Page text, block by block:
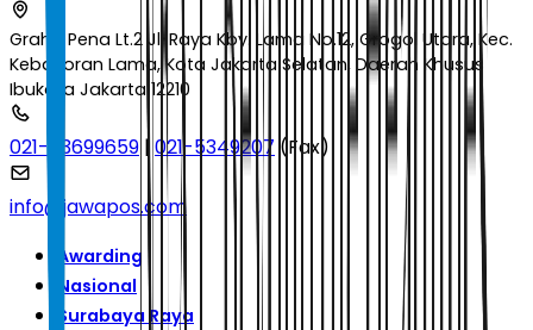
Graha Pena Lt.2 Jl. Raya Kby. Lama No.12, Grogol Utara, Kec.
Kebayoran Lama, Kota Jakarta Selatan, Daerah Khusus
Ibukota Jakarta 12210
021-53699659 |021-5349207 (Fax)
info@jawapos.com
Awarding
Nasional
Surabaya Raya